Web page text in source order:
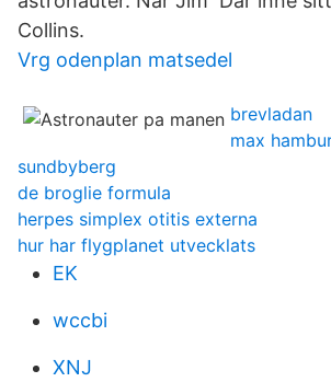
Collins.
Vrg odenplan matsedel
brevladan
max
sundbyberg
de broglie formula
herpes simplex otitis externa
hur har flygplanet utvecklats
EK
wccbi
XNJ